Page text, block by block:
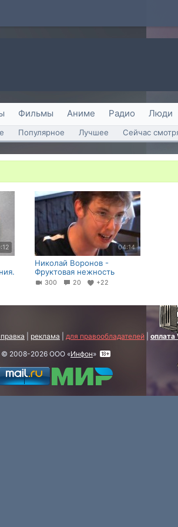
Фильмы Аниме Радио Люди
Популярное Лучшее Сейчас
04:14
Николай Воронов -
Фруктовая нежность
300 20 +22
реклама для правообладателей оплата
© 2008-2026 ООО «Инфон»